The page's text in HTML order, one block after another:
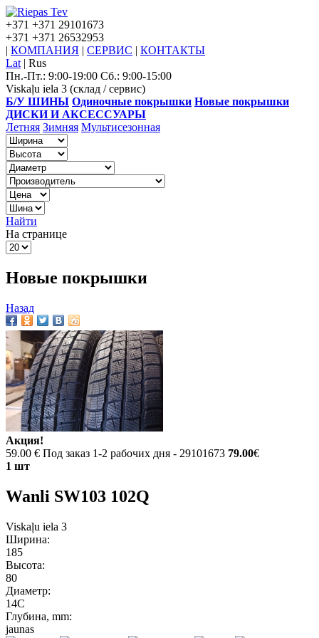
+371 +371 29101673
+371 +371 26532953
| КОМПАНИЯ | СЕРВИС | КОНТАКТЫ
Lat | Rus
Пн.-Пт.: 9:00-19:00 Сб.: 9:00-15:00
Viskaļu iela 3 (склад / сервис)
Б/У ШИНЫ Одиночные покрышки Новые покрышки
ДИСКИ И АКСЕССУАРЫ
Летняя Зимняя Мультисезонная
Найти
На странице
Новые покрышки
Назад
Акция!
59.00 € Под заказ 1-2 рабочих дня - 29101673 79.00€
1 шт
Wanli SW103 102Q
Viskaļu iela 3
Ширина:
185
Высота:
80
Диаметр:
14C
Глубина, mm:
jaunas